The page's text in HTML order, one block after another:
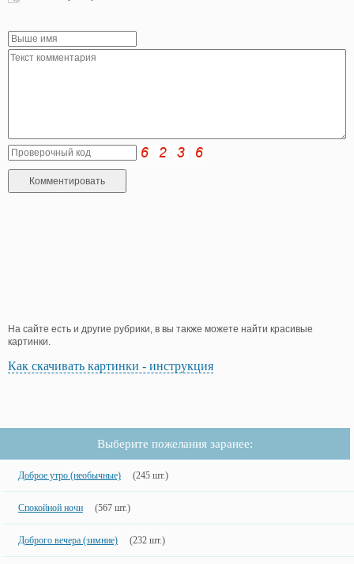
На сайте есть и другие рубрики, в вы также можете найти красивые
картинки.
Как скачивать картинки - инструкция
Выберите пожелания заранее:
Доброе утро (необычные) (245 шт.)
Спокойной ночи (567 шт.)
Доброго вечера (зимние) (232 шт.)